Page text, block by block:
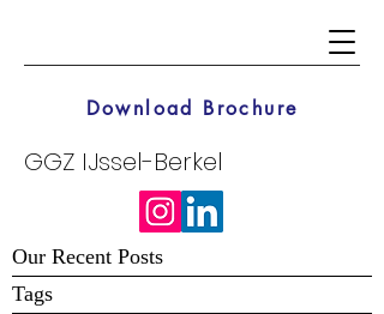
GGZ IJssel-Berkel
Download Brochure
Our Recent Posts
Tags